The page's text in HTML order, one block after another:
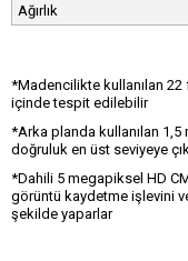
Ağırlık
*Madencilikte kullanılan 22
içinde
*Arka planda kullanılan
doğruluk en
*Dahili 5 megapiksel HD
görüntü kaydetme işlevini
şekilde yaparlar